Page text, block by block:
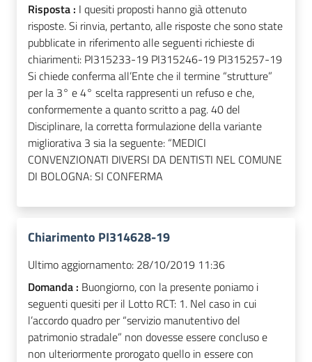
Risposta : I quesiti proposti hanno già ottenuto
risposte. Si rinvia, pertanto, alle risposte che sono state
pubblicate in riferimento alle seguenti richieste di
chiarimenti: PI315233-19 PI315246-19 PI315257-19
Si chiede conferma all’Ente che il termine “strutture”
per la 3° e 4° scelta rappresenti un refuso e che,
conformemente a quanto scritto a pag. 40 del
Disciplinare, la corretta formulazione della variante
migliorativa 3 sia la seguente: “MEDICI
CONVENZIONATI DIVERSI DA DENTISTI NEL COMUNE
DI BOLOGNA: SI CONFERMA
Chiarimento PI314628-19
Ultimo aggiornamento: 28/10/2019 11:36
Domanda : Buongiorno, con la presente poniamo i
seguenti quesiti per il Lotto RCT: 1. Nel caso in cui
l’accordo quadro per “servizio manutentivo del
patrimonio stradale” non dovesse essere concluso e
non ulteriormente prorogato quello in essere con